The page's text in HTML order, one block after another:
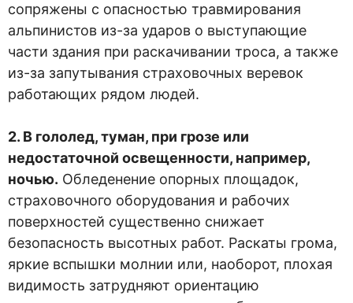
сопряжены с опасностью травмирования
альпинистов из-за ударов о выступающие
части здания при раскачивании троса, а также
из-за запутывания страховочных веревок
работающих рядом людей.
2. В гололед, туман, при грозе или
недостаточной освещенности, например,
ночью. Обледенение опорных площадок,
страховочного оборудования и рабочих
поверхностей существенно снижает
безопасность высотных работ. Раскаты грома,
яркие вспышки молнии или, наоборот, плохая
видимость затрудняют ориентацию